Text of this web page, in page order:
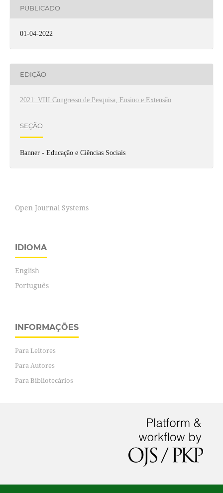
PUBLICADO
01-04-2022
EDIÇÃO
2021: VIII Congresso de Pesquisa, Ensino e Extensão
SEÇÃO
Banner - Educação e Ciências Sociais
Open Journal Systems
IDIOMA
English
Português
INFORMAÇÕES
Para Leitores
Para Autores
Para Bibliotecários